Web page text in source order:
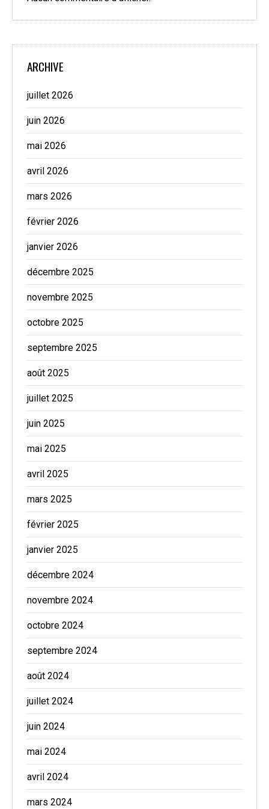
ARCHIVE
juillet 2026
juin 2026
mai 2026
avril 2026
mars 2026
février 2026
janvier 2026
décembre 2025
novembre 2025
octobre 2025
septembre 2025
août 2025
juillet 2025
juin 2025
mai 2025
avril 2025
mars 2025
février 2025
janvier 2025
décembre 2024
novembre 2024
octobre 2024
septembre 2024
août 2024
juillet 2024
juin 2024
mai 2024
avril 2024
mars 2024